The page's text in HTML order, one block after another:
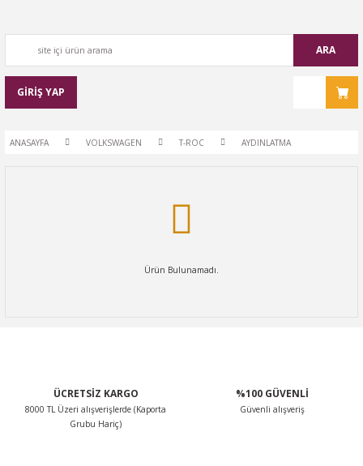
ARA
GİRİŞ YAP
ANASAYFA VOLKSWAGEN T-ROC AYDINLATMA
Ürün Bulunamadı.
ÜCRETSİZ KARGO
8000 TL Üzeri alışverişlerde (Kaporta
Grubu Hariç)
%100 GÜVENLİ
Güvenli alışveriş